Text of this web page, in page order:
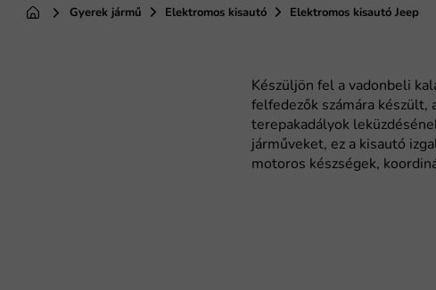
Kezdőlap
Gyerek jármű Elektromos kisautó Elektromos kisautó Jeep
Készüljön fel a vadonbeli
felfedezők számára készült,
terepakadályok
járműveket, ez a kisautó
motoros készségek,